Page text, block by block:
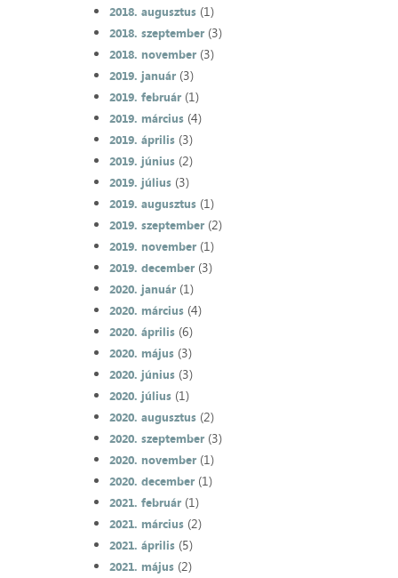
2018. augusztus(1)
2018. szeptember(3)
2018. november(3)
2019. január(3)
2019. február(1)
2019. március(4)
2019. április(3)
2019. június(2)
2019. július(3)
2019. augusztus(1)
2019. szeptember(2)
2019. november(1)
2019. december(3)
2020. január(1)
2020. március(4)
2020. április(6)
2020. május(3)
2020. június(3)
2020. július(1)
2020. augusztus(2)
2020. szeptember(3)
2020. november(1)
2020. december(1)
2021. február(1)
2021. március(2)
2021. április(5)
2021. május(2)